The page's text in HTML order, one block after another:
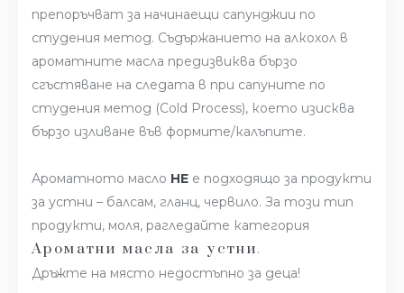
препоръчват за начинаещи сапунджии по
студения метод. Съдържанието на алкохол в
ароматните масла предизвиква бързо
сгъстяване на следата в при сапуните по
студения метод (Cold Process), което изисква
бързо изливане във формите/калъпите.
Ароматното масло НЕ е подходящо за продукти
за устни – балсам, гланц, червило. За този тип
продукти, моля, рагледайте категория
Ароматни масла за устни.
Дръжте на място недостъпно за деца!